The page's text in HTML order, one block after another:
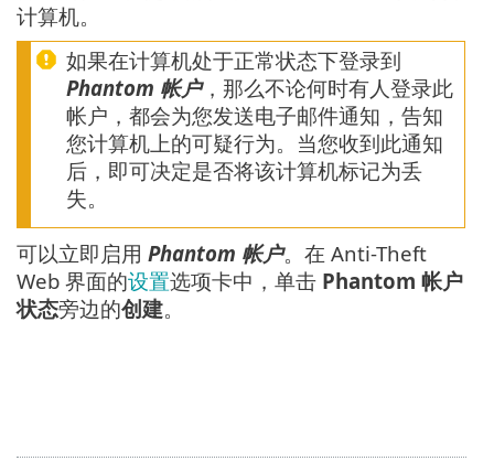
计算机。
如果在计算机处于正常状态下登录到
Phantom 帐户，那么不论何时有人登录此
帐户，都会为您发送电子邮件通知，告知
您计算机上的可疑行为。当您收到此通知
后，即可决定是否将该计算机标记为丢
失。
可以立即启用 Phantom 帐户。在 Anti-Theft
Web 界面的设置选项卡中，单击 Phantom 帐户
状态旁边的创建。